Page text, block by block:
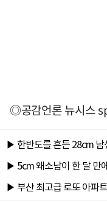
◎공감언론 뉴시스